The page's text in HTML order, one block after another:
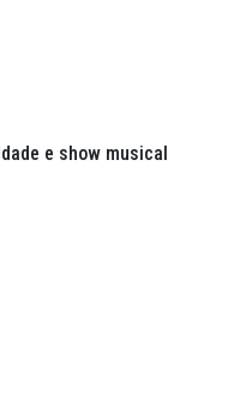
e show musical